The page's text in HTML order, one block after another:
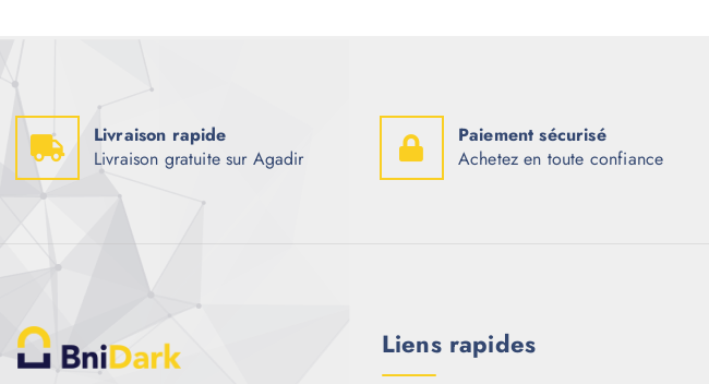
Livraison rapide
Livraison gratuite sur Agadir
Paiement sécurisé
Achetez en toute confiance
Liens rapides